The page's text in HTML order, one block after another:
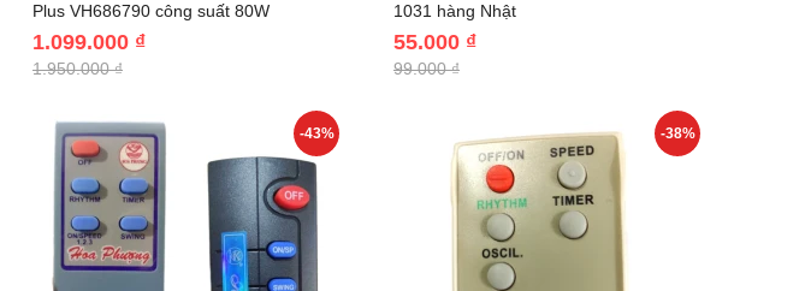
Plus VH686790 công suất 80W
1.099.000 ₫
1.950.000 ₫
1031 hàng Nhật
55.000 ₫
99.000 ₫
-43% -38%